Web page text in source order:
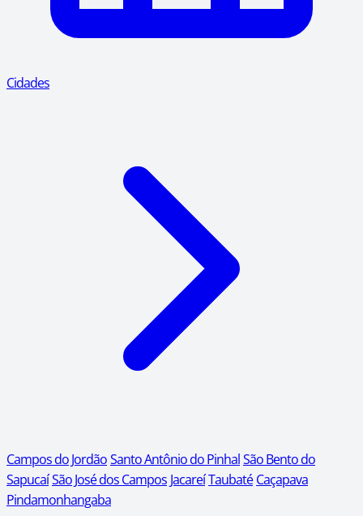
Cidades
Campos do JordãoSanto Antônio do PinhalSão Bento do
SapucaíSão José dos Campos JacareíTaubaté Caçapava
Pindamonhangaba